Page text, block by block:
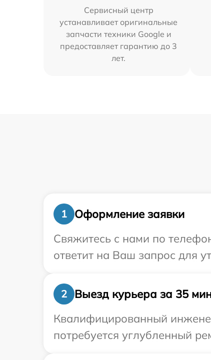
Сервисный центр
устанавливает оригинальные
запчасти техники Google и
предоставляет гарантию до 3
лет.
1
Оформление заявки
Свяжитесь с нами по
ответит на Ваш запрос для
2
Выезд курьера за 35
Квалифицированный
потребуется углубленный